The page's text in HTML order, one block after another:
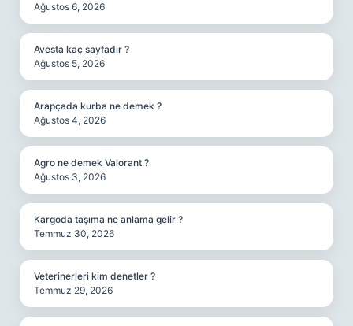
Ağustos 6, 2026
Avesta kaç sayfadır ?
Ağustos 5, 2026
Arapçada kurba ne demek ?
Ağustos 4, 2026
Agro ne demek Valorant ?
Ağustos 3, 2026
Kargoda taşıma ne anlama gelir ?
Temmuz 30, 2026
Veterinerleri kim denetler ?
Temmuz 29, 2026